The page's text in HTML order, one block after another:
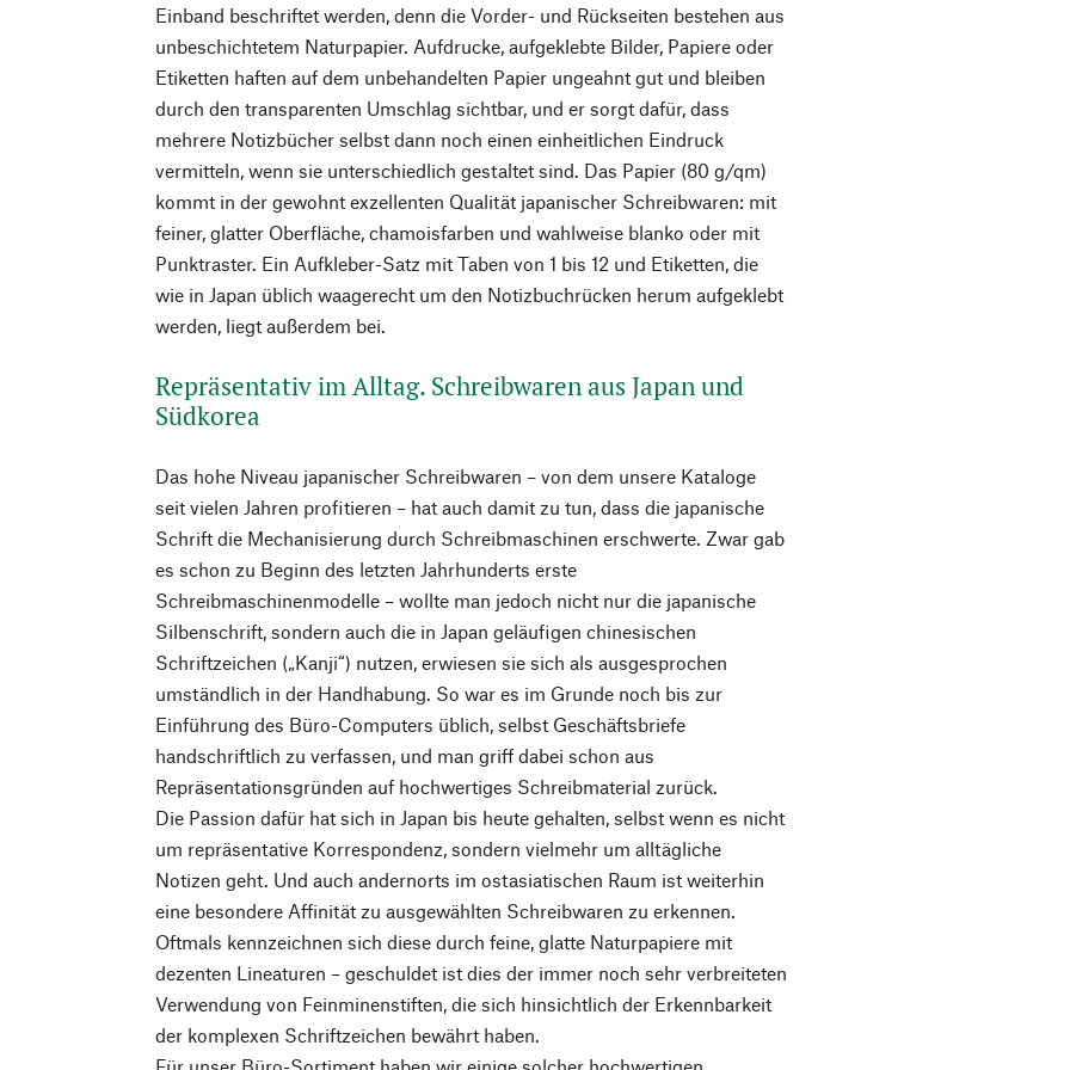
Einband beschriftet werden, denn die Vorder- und Rückseiten bestehen aus
unbeschichtetem Naturpapier. Aufdrucke, aufgeklebte Bilder, Papiere oder
Etiketten haften auf dem unbehandelten Papier ungeahnt gut und bleiben
durch den transparenten Umschlag sichtbar, und er sorgt dafür, dass
mehrere Notizbücher selbst dann noch einen einheitlichen Eindruck
vermitteln, wenn sie unterschiedlich gestaltet sind. Das Papier (80 g/qm)
kommt in der gewohnt exzellenten Qualität japanischer Schreibwaren: mit
feiner, glatter Oberfläche, chamoisfarben und wahlweise blanko oder mit
Punktraster. Ein Aufkleber-Satz mit Taben von 1 bis 12 und Etiketten, die
wie in Japan üblich waagerecht um den Notizbuchrücken herum aufgeklebt
werden, liegt außerdem bei.
Repräsentativ im Alltag. Schreibwaren aus Japan und
Südkorea
Das hohe Niveau japanischer Schreibwaren – von dem unsere Kataloge
seit vielen Jahren profitieren – hat auch damit zu tun, dass die japanische
Schrift die Mechanisierung durch Schreibmaschinen erschwerte. Zwar gab
es schon zu Beginn des letzten Jahrhunderts erste
Schreibmaschinenmodelle – wollte man jedoch nicht nur die japanische
Silbenschrift, sondern auch die in Japan geläufigen chinesischen
Schriftzeichen („Kanji“) nutzen, erwiesen sie sich als ausgesprochen
umständlich in der Handhabung. So war es im Grunde noch bis zur
Einführung des Büro-Computers üblich, selbst Geschäftsbriefe
handschriftlich zu verfassen, und man griff dabei schon aus
Repräsentationsgründen auf hochwertiges Schreibmaterial zurück.
Die Passion dafür hat sich in Japan bis heute gehalten, selbst wenn es nicht
um repräsentative Korrespondenz, sondern vielmehr um alltägliche
Notizen geht. Und auch andernorts im ostasiatischen Raum ist weiterhin
eine besondere Affinität zu ausgewählten Schreibwaren zu erkennen.
Oftmals kennzeichnen sich diese durch feine, glatte Naturpapiere mit
dezenten Lineaturen – geschuldet ist dies der immer noch sehr verbreiteten
Verwendung von Feinminenstiften, die sich hinsichtlich der Erkennbarkeit
der komplexen Schriftzeichen bewährt haben.